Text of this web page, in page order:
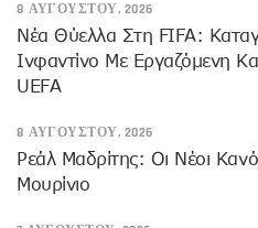
8 ΑΥΓΟΎΣΤΟΥ, 2026
Νέα Θύελλα Στη FIFA:
Ινφαντίνο Με Εργαζόμενη
UEFA
8 ΑΥΓΟΎΣΤΟΥ, 2026
Ρεάλ Μαδρίτης: Οι Νέοι
Μουρίνιο